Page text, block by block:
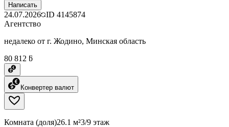
Написать
24.07.2026 ID 4145874
Агентство
недалеко от г. Жодино, Минская область
80 812 ƃ
Конвертер валют
Комната (доля)26.1 м²3/9 этаж